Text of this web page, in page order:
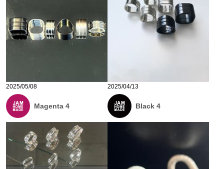
2025/05/08
Magenta 4
2025/04/13
Black 4